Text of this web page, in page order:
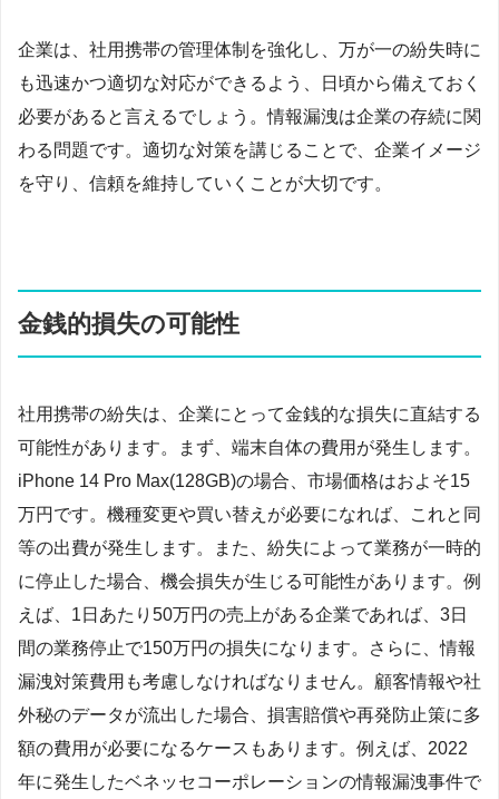
企業は、社用携帯の管理体制を強化し、万が一の紛失時に
も迅速かつ適切な対応ができるよう、日頃から備えておく
必要があると言えるでしょう。情報漏洩は企業の存続に関
わる問題です。適切な対策を講じることで、企業イメージ
を守り、信頼を維持していくことが大切です。
金銭的損失の可能性
社用携帯の紛失は、企業にとって金銭的な損失に直結する
可能性があります。まず、端末自体の費用が発生します。
iPhone 14 Pro Max(128GB)の場合、市場価格はおよそ15
万円です。機種変更や買い替えが必要になれば、これと同
等の出費が発生します。また、紛失によって業務が一時的
に停止した場合、機会損失が生じる可能性があります。例
えば、1日あたり50万円の売上がある企業であれば、3日
間の業務停止で150万円の損失になります。さらに、情報
漏洩対策費用も考慮しなければなりません。顧客情報や社
外秘のデータが流出した場合、損害賠償や再発防止策に多
額の費用が必要になるケースもあります。例えば、2022
年に発生したベネッセコーポレーションの情報漏洩事件で